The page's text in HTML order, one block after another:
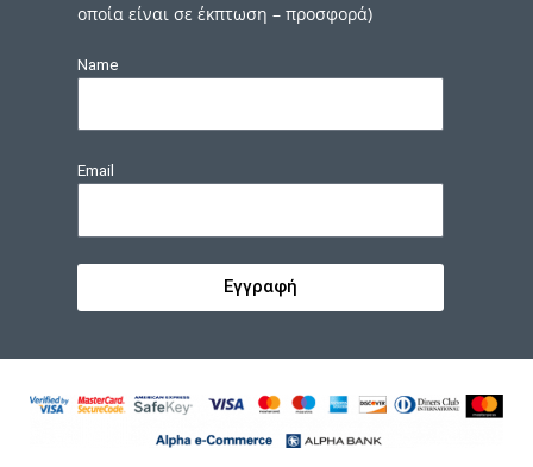
οποία είναι σε έκπτωση – προσφορά)
Name
Email
Εγγραφή